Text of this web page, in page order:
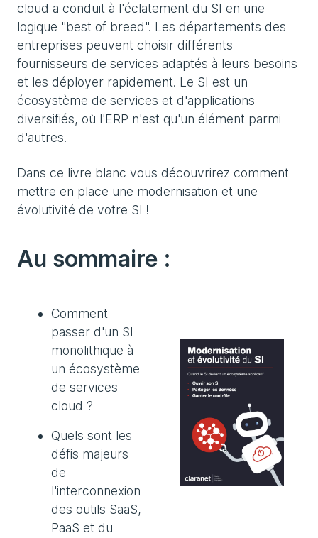
cloud a conduit à l'éclatement du SI en une
logique "best of breed". Les départements des
entreprises peuvent choisir différents
fournisseurs de services adaptés à leurs besoins
et les déployer rapidement. Le SI est un
écosystème de services et d'applications
diversifiés, où l'ERP n'est qu'un élément parmi
d'autres.
Dans ce livre blanc vous découvrirez comment
mettre en place une modernisation et une
évolutivité de votre SI !
Au sommaire :
Comment
passer d'un SI
monolithique à
un écosystème
de services
cloud ?
Quels sont les
défis majeurs
de
l'interconnexion
des outils SaaS,
PaaS et du